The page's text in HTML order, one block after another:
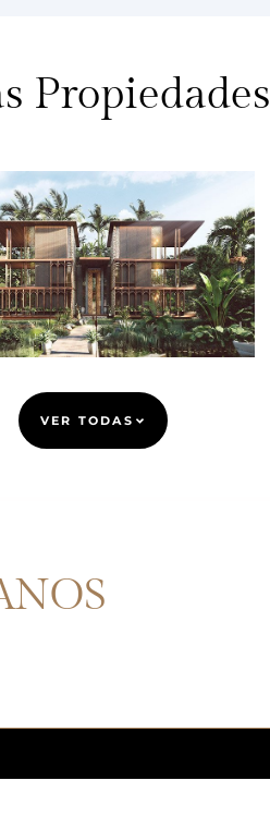
Propiedades
VER TODAS